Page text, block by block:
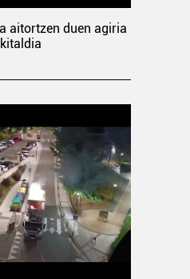
aitortzen duen agiria